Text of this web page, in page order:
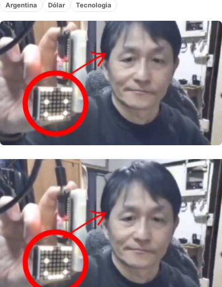
Argentina Dólar Tecnologia